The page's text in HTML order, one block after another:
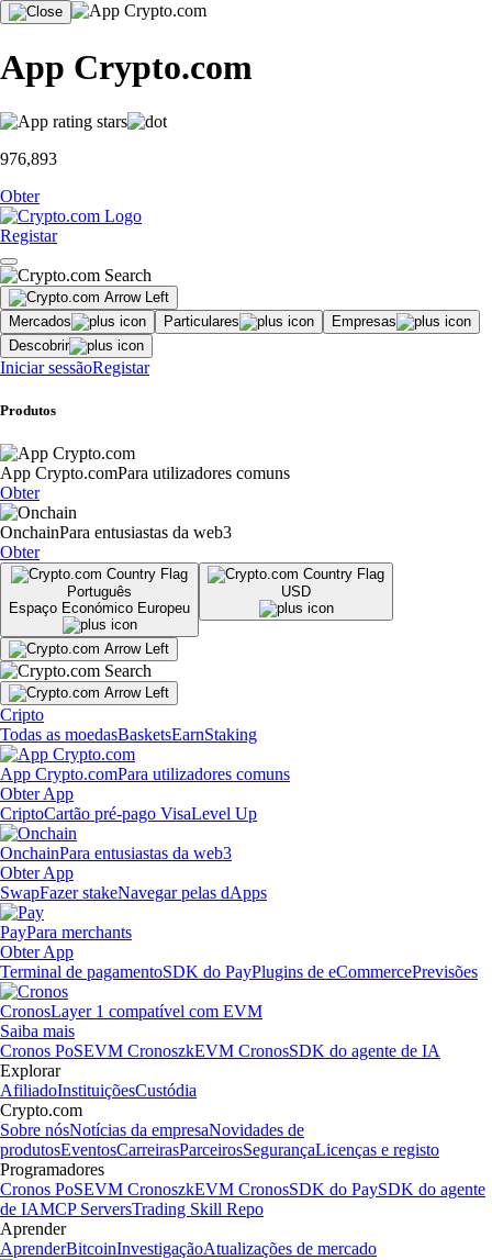
App Crypto.com
976,893
Obter
Registar
Mercados Particulares
Empresas
Descobrir
Iniciar sessãoRegistar
Produtos
App Crypto.comPara utilizadores comuns
Obter
OnchainPara entusiastas da web3
Obter
Português
Espaço Económico Europeu
USD
Cripto
Todas as moedasBasketsEarnStaking
App Crypto.comPara utilizadores comuns
Obter App
CriptoCartão pré-pago VisaLevel Up
OnchainPara entusiastas da web3
Obter App
SwapFazer stakeNavegar pelas dApps
PayPara merchants
Obter App
Terminal de pagamentoSDK do PayPlugins de eCommercePrevisões
CronosLayer 1 compatível com EVM
Saiba mais
Cronos PoSEVM CronoszkEVM CronosSDK do agente de IA
Explorar
AfiliadoInstituiçõesCustódia
Crypto.com
Sobre nósNotícias da empresaNovidades de
produtosEventosCarreirasParceirosSegurançaLicenças e registo
Programadores
Cronos PoSEVM CronoszkEVM CronosSDK do PaySDK do agente
de IAMCP ServersTrading Skill Repo
Aprender
AprenderBitcoinInvestigaçãoAtualizações de mercado